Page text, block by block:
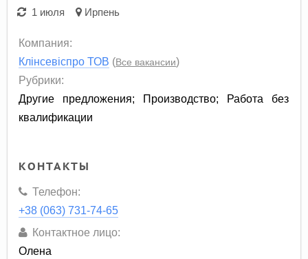
1 июля Ирпень
Компания:
Клінсевіспро ТОВ (Все вакансии)
Рубрики:
Другие предложения; Производство; Работа без
квалификации
КОНТАКТЫ
Телефон:
+38 (063) 731-74-65
Контактное лицо:
Олена